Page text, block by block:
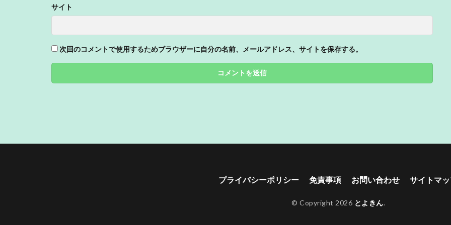
サイト
次回のコメントで使用するためブラウザーに自分の名前、メールアドレス、サイトを保存する。
プライバシーポリシー 免責事項 お問い合わせ サイトマ
© Copyright 2026 とよきん.